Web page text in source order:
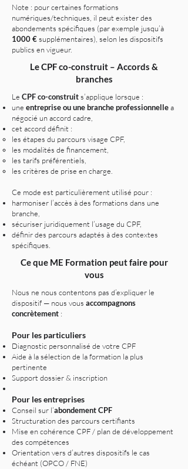
Note : pour certaines formations
numériques/techniques, il peut exister des
abondements spécifiques (par exemple jusqu’à
1000 €supplémentaires), selon les dispositifs
publics en vigueur.
Le CPF co-construit – Accords &
branches
Le CPF co-construits’applique lorsque :
une entreprise ou une branche professionnellea
négocié un accord cadre,
cet accord définit :
les étapes du parcours visage CPF,
les modalités de financement,
les tarifs préférentiels,
les critères de prise en charge.
Ce mode est particulièrement utilisé pour :
harmoniser l’accès à des formations dans une
branche,
sécuriser juridiquement l’usage du CPF,
définir des parcours adaptés à des contextes
spécifiques.
Ce que ME Formation peut faire pour
vous
Nous ne nous contentons pas d’expliquer le
dispositif — nous vous accompagnons
concrètement :
Pour les particuliers
Diagnostic personnalisé de votre CPF
Aide à la sélection de la formation la plus
pertinente
Support dossier & inscription
Pour les entreprises
Conseil sur l’abondement CPF
Structuration des parcours certifiants
Mise en cohérence CPF / plan de développement
des compétences
Orientation vers d’autres dispositifs le cas
échéant (OPCO / FNE)